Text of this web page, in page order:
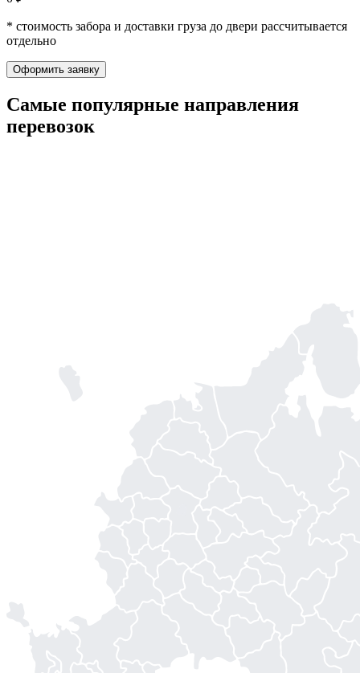
* стоимость забора и доставки груза до двери рассчитывается
отдельно
Оформить заявку
Самые популярные направления
перевозок